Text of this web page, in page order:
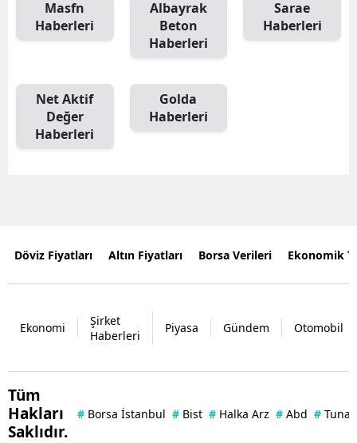
Masfn
Haberleri
Albayrak
Beton
Haberleri
Sarae
Haberleri
Net Aktif
Değer
Haberleri
Golda
Haberleri
Döviz Fiyatları Altın Fiyatları Borsa Verileri Ekonomik
Ekonomi
Şirket
Haberleri
Piyasa Gündem Otomobil
Tüm
Hakları
Saklıdır.
# Borsa İstanbul # Bist # Halka Arz # Abd # Tuna